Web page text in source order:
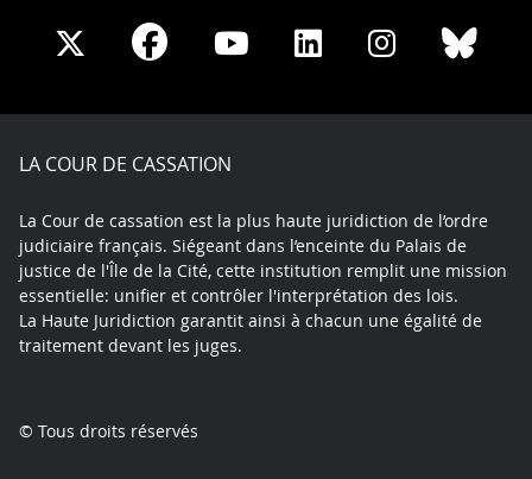
Share
X
Share
Facebook
Share
Youtube
Share
LinkedIn
Share
Instagram
LA COUR DE CASSATION
La Cour de cassation est la plus haute juridiction de l’ordre
judiciaire français. Siégeant dans l’enceinte du Palais de
justice de l'Île de la Cité, cette institution remplit une mission
essentielle: unifier et contrôler l'interprétation des lois.
La Haute Juridiction garantit ainsi à chacun une égalité de
traitement devant les juges.
© Tous droits réservés